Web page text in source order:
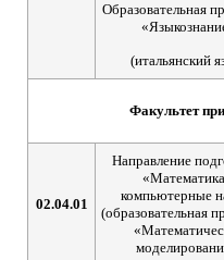
Образовательная
(итальянский
Факультет
02.04.01
Направление
компьютерные
(образовательная